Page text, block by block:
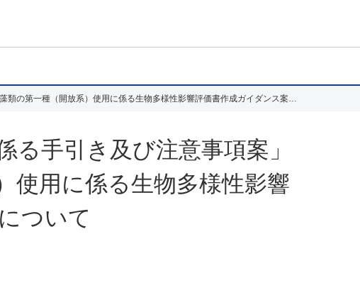
「経済産業省所管事業分野における第一種使用等に係る手引き及び注意事項案」及び「遺伝子組換え真核微細藻類の第一種（開放系）使用に係る生物多様性影響評価書作成ガイダンス案」に対する意見募集の結果について
る手引き及び注意事項案」
使用に係る生物多様性影響
ついて